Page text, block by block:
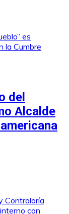
del
Alcalde